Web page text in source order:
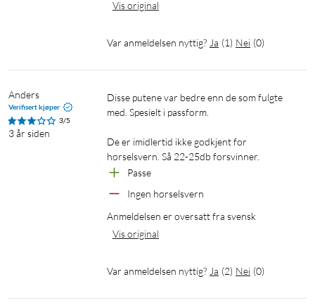
Vis original
Var anmeldelsen nyttig? Ja (1) Nei (0)
Anders
Verifisert kjøper
3/5
3 år siden
Disse putene var bedre enn de som fulgte
med. Spesielt i passform.
De er imidlertid ikke godkjent for
hørselsvern. Så 22-25db forsvinner.
Passe
Ingen hørselsvern
Anmeldelsen er oversatt fra svensk
Vis original
Var anmeldelsen nyttig? Ja (2) Nei (0)